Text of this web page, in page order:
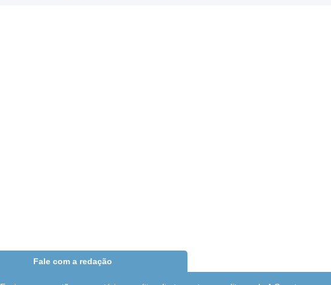
Fale com a redação